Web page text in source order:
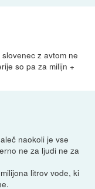
z avtom ne
so pa za milijn +
naokoli je vse
ne za ljudi ne za
litrov vode, ki